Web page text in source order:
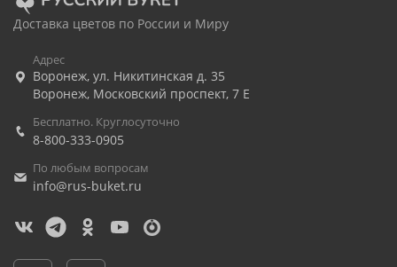
Доставка цветов по России и Миру
Адрес
Воронеж, ул. Никитинская д. 35
Воронеж, Московский проспект, 7 Е
Бесплатно. Круглосуточно
8-800-333-0905
По любым вопросам
info@rus-buket.ru